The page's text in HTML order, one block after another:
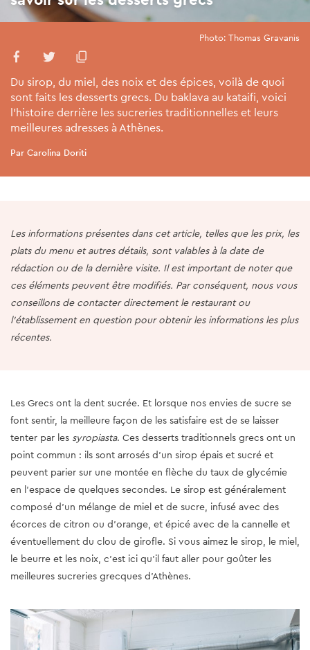
Photo: Thomas Gravanis
Du sirop, du miel, des noix et des épices, voilà de quoi
sont faits les desserts grecs. Du baklava au kataifi, voici
l'histoire derrière les sucreries traditionnelles et leurs
meilleures adresses à Athènes.
Par Carolina Doriti
Les informations présentes dans cet article, telles que les prix, les
plats du menu et autres détails, sont valables à la date de
rédaction ou de la dernière visite. Il est important de noter que
ces éléments peuvent être modifiés. Par conséquent, nous vous
conseillons de contacter directement le restaurant ou
l'établissement en question pour obtenir les informations les plus
récentes.
Les Grecs ont la dent sucrée. Et lorsque nos envies de sucre se
font sentir, la meilleure façon de les satisfaire est de se laisser
tenter par les syropiasta. Ces desserts traditionnels grecs ont un
point commun : ils sont arrosés d'un sirop épais et sucré et
peuvent parier sur une montée en flèche du taux de glycémie
en l'espace de quelques secondes. Le sirop est généralement
composé d'un mélange de miel et de sucre, infusé avec des
écorces de citron ou d'orange, et épicé avec de la cannelle et
éventuellement du clou de girofle. Si vous aimez le sirop, le miel,
le beurre et les noix, c'est ici qu'il faut aller pour goûter les
meilleures sucreries grecques d'Athènes.